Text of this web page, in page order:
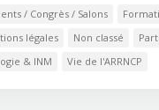
/ Congrès / Salons
légales
Non classé
& INM
Vie de l'ARRNCP